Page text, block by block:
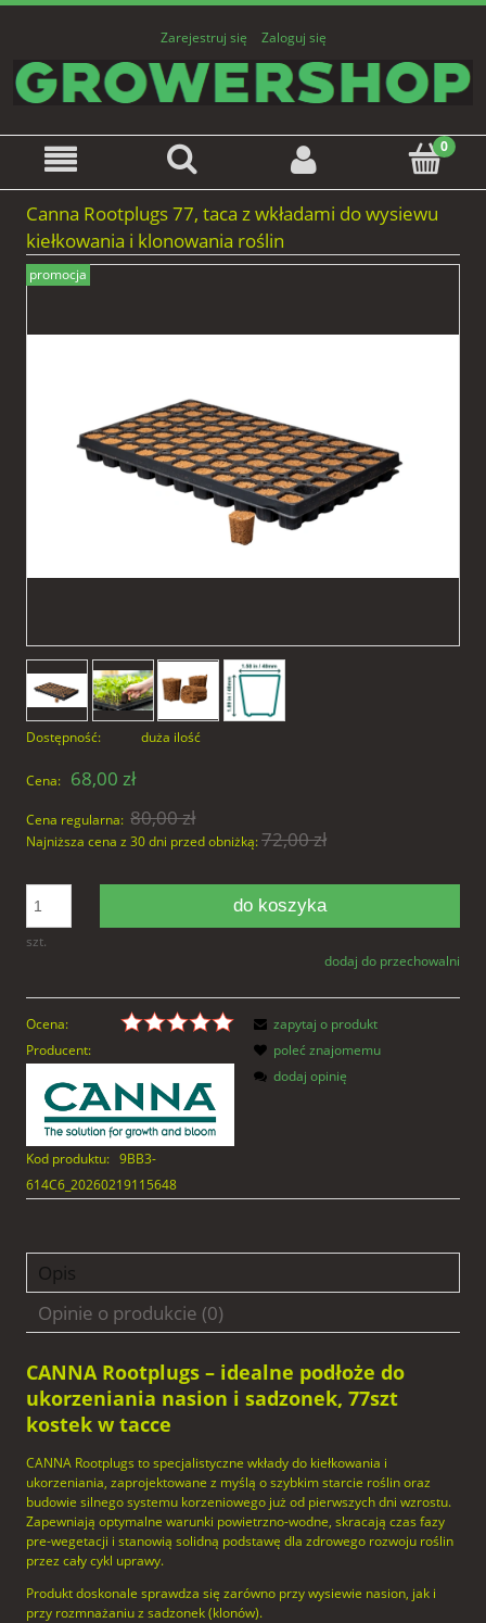
Zarejestruj się Zaloguj się
Canna Rootplugs 77, taca z wkładami do wysiewu
kiełkowania i klonowania roślin
promocja
Dostępność: duża ilość
Cena: 68,00 zł
Cena regularna: 80,00 zł
Najniższa cena z 30 dni przed obniżką:72,00 zł
szt.
do koszyka
dodaj do przechowalni
Ocena:
Producent:
Kod produktu: 9BB3-
614C6_20260219115648
zapytaj o produkt
poleć znajomemu
dodaj opinię
Opis
Opinie o produkcie (0)
CANNA Rootplugs – idealne podłoże do
ukorzeniania nasion i sadzonek, 77szt
kostek w tacce
CANNA Rootplugs to specjalistyczne wkłady do kiełkowania i
ukorzeniania, zaprojektowane z myślą o szybkim starcie roślin oraz
budowie silnego systemu korzeniowego już od pierwszych dni wzrostu.
Zapewniają optymalne warunki powietrzno-wodne, skracają czas fazy
pre-wegetacji i stanowią solidną podstawę dla zdrowego rozwoju roślin
przez cały cykl uprawy.
Produkt doskonale sprawdza się zarówno przy wysiewie nasion, jak i
przy rozmnażaniu z sadzonek (klonów).